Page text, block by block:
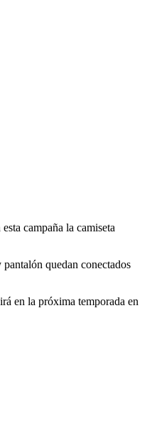
campaña la camiseta
quedan conectados
en la próxima temporada en